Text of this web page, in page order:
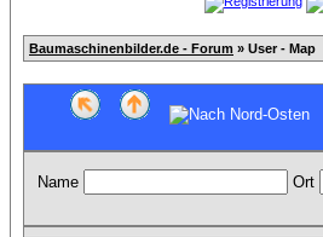
Baumaschinenbilder.de - Forum » User - Map
Name Ort